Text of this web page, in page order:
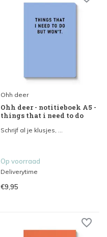
Ohh deer
Ohh deer - notitieboek A5 -
things that i need to do
Schrijf al je klusjes, ...
Op voorraad
Deliverytime
€9,95